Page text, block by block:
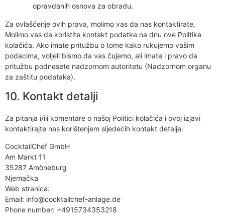
opravdanih osnova za obradu.
Za ovlašćenje ovih prava, molimo vas da nas kontaktirate.
Molimo vas da koristite kontakt podatke na dnu ove Politike
kolačića. Ako imate pritužbu o tome kako rukujemo vašim
podacima, voljeli bismo da vas čujemo, ali imate i pravo da
pritužbu podnesete nadzornom autoritetu (Nadzornom organu
za zaštitu podataka).
10. Kontakt detalji
Za pitanja i/ili komentare o našoj Politici kolačića i ovoj izjavi
kontaktirajte nas korištenjem sljedećih kontakt detalja:
CocktailChef GmbH
Am Markt 11
35287 Amöneburg
Njemačka
Web stranica:
Email: info@cocktailchef-anlage.de
Phone number: +4915734353218